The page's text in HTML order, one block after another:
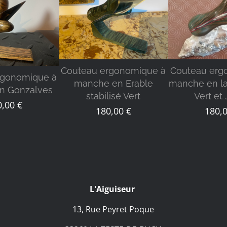
à
Gonzalves
€
DÉTAILS
Couteau ergonomique à
manche en Erable
stabilisé Vert
180,00 €
Couteau
manche en
Vert et
L'Aiguiseur
13, Rue Peyret Poque